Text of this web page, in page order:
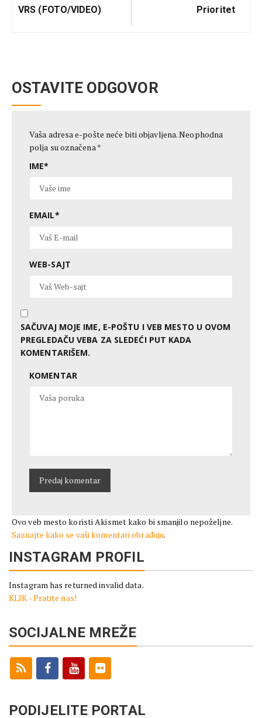
VRS (FOTO/VIDEO)
Prioritet
OSTAVITE ODGOVOR
Vaša adresa e-pošte neće biti objavljena.Neophodna
polja su označena *
IME*
EMAIL*
WEB-SAJT
SAČUVAJ MOJE IME, E-POŠTU I VEB MESTO U OVOM
PREGLEDAČU VEBA ZA SLEDEĆI PUT KADA
KOMENTARIŠEM.
KOMENTAR
Ovo veb mesto koristi Akismet kako bi smanjilo nepoželjne.
Saznajte kako se vaši komentari obrađuju.
INSTAGRAM PROFIL
Instagram has returned invalid data.
KLIK - Pratite nas!
SOCIJALNE MREŽE
PODIJELITE PORTAL